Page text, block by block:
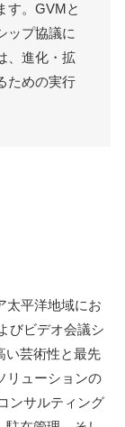
す。GVMと
ップ協議に
、進化・拡
ための実行
太平洋地域にお
びビデオ会議シ
い芸術性と最先
リューションの
ンサルティング